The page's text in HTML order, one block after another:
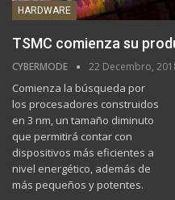
HARDWARE
TSMC comienza su
CYBERMODE 22 Decembro,
Comienza la búsqueda por
los procesadores construidos
en 3 nm, un tamaño diminuto
que permitirá contar con
dispositivos más eficientes a
nivel energético, además de
más pequeños y potentes.